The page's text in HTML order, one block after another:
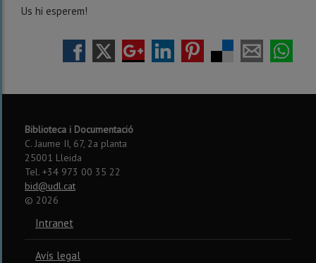
Us hi esperem!
Biblioteca i Documentació
C. Jaume II, 67, 2a planta
25001 Lleida
Tel. +34 973 00 35 22
bid@udl.cat
© 2026
Intranet
Avís legal